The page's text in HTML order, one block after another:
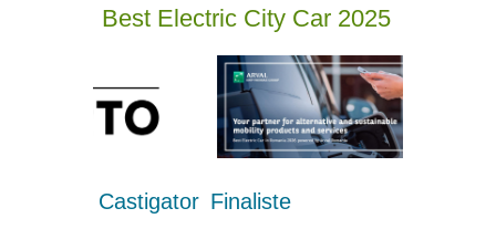
Best Electric City Car 2025
Castigator Finaliste